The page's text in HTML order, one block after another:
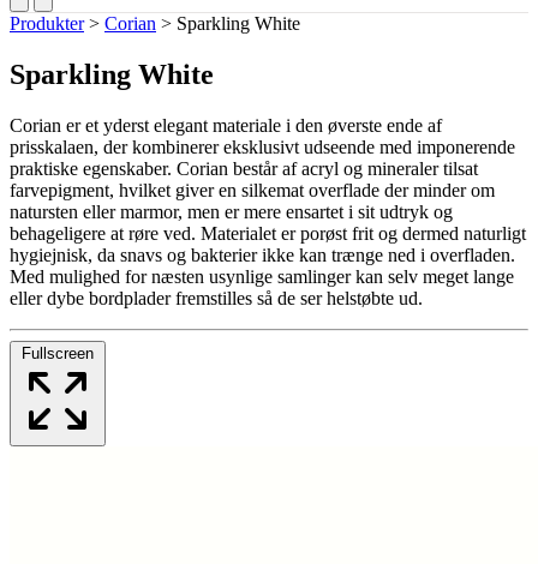
Produkter > Corian > Sparkling White
Sparkling White
Corian er et yderst elegant materiale i den øverste ende af
prisskalaen, der kombinerer eksklusivt udseende med imponerende
praktiske egenskaber. Corian består af acryl og mineraler tilsat
farvepigment, hvilket giver en silkemat overflade der minder om
natursten eller marmor, men er mere ensartet i sit udtryk og
behageligere at røre ved. Materialet er porøst frit og dermed naturligt
hygiejnisk, da snavs og bakterier ikke kan trænge ned i overfladen.
Med mulighed for næsten usynlige samlinger kan selv meget lange
eller dybe bordplader fremstilles så de ser helstøbte ud.
Fullscreen